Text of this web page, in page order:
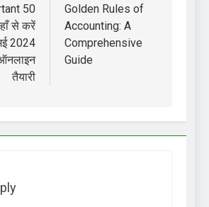
50
से करें
2024
ऑनलाइन
तैयारी
Golden Rules of
Accounting: A
Comprehensive
Guide